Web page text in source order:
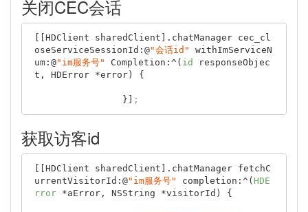
关闭CEC会话
[[HDClient sharedClient].chatManager cec_cl
oseServiceSessionId:@"会话id"
withImServiceN
um:@"im服务号" Completion:^( id
responseObjec
t, HDError *error) {
                }]
;
获取访客id
[[HDClient sharedClient].chatManager fetchC
urrentVisitorId:@"im服务号" completion:^( HDE
rror *aError, NSString *visitorId) {